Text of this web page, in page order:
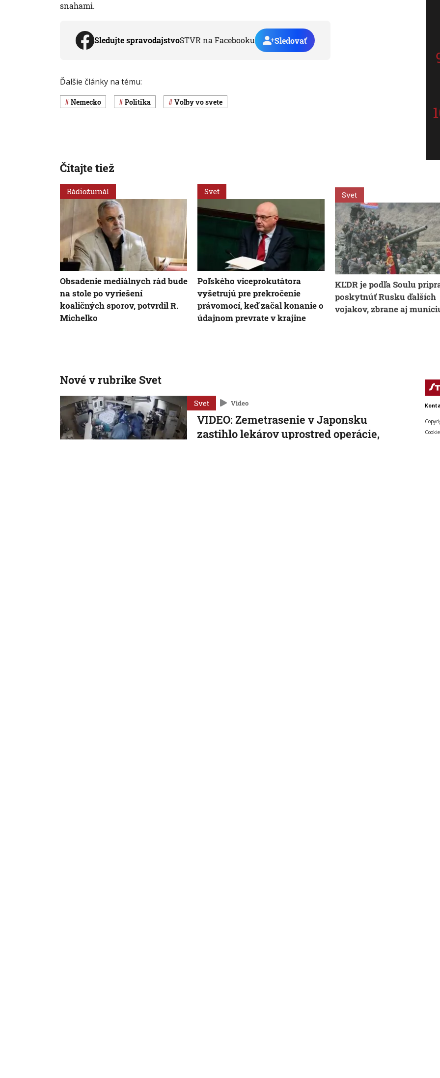
snahami.
Sledujte spravodajstvoSTVR na Facebooku Sledovať
Ďalšie články na tému:
Nemecko Politika voľby vo svete
Čítajte tiež
Rádiožurnál
Obsadenie mediálnych rád bude
na stole po vyriešení
koaličných sporov, potvrdil R.
Michelko
Svet
Poľského viceprokutátora
vyšetrujú pre prekročenie
právomocí, keď začal konanie o
údajnom prevrate v krajine
Svet
KĽDR je podľa Soulu
poskytnúť Rusku ďalších
vojakov, zbrane aj
Nové v rubrike Svet
Svet Video
VIDEO: Zemetrasenie v Japonsku
zastihlo lekárov uprostred operácie,